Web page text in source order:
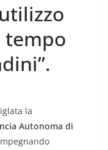
tempo
la
Autonoma di